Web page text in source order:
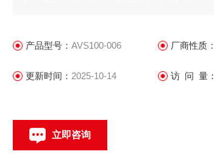
产品型号：AVS100-006 厂商性质：
更新时间： 2025-10-14 访 问 量：
立即咨询